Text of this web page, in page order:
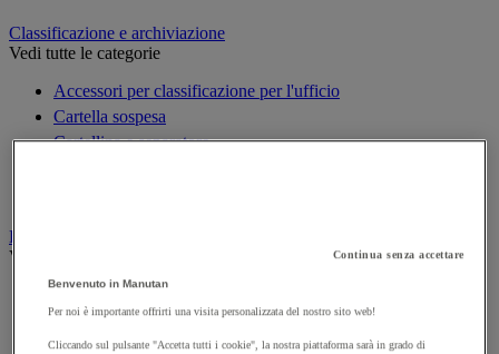
Classificazione e archiviazione
Vedi tutte le categorie
Accessori per classificazione per l'ufficio
Cartella sospesa
Cartellina e separatore
Decorazione
Vedi tutte le categorie
Cartina geografica
Cornice e sistema di fissaggio
Decorazione per feste
Continua senza accettare
Benvenuto in Manutan
Per noi è importante offrirti una visita personalizzata del nostro sito web!
Cliccando sul pulsante "Accetta tutti i cookie", la nostra piattaforma sarà in grado di